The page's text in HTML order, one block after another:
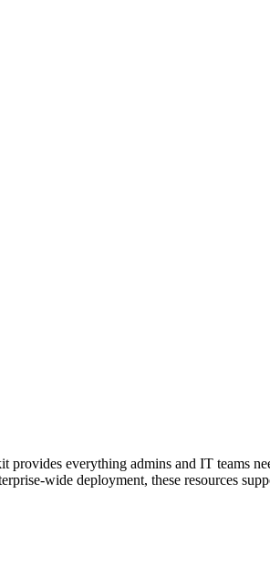
everything admins and IT teams
wide deployment, these resources